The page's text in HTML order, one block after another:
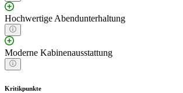
Hochwertige Abendunterhaltung
Moderne Kabinenausstattung
Kritikpunkte